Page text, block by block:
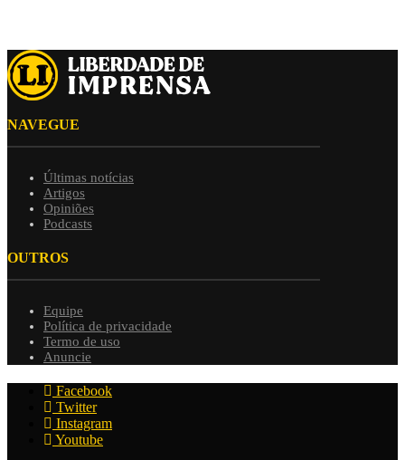
NAVEGUE
Últimas notícias
Artigos
Opiniões
Podcasts
OUTROS
Equipe
Política de privacidade
Termo de uso
Anuncie
Facebook
Twitter
Instagram
Youtube